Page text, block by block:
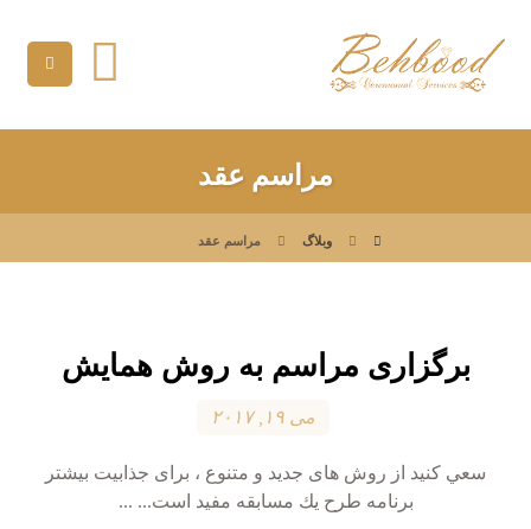
مراسم عقد
وبلاگ مراسم عقد
ﺑﺮﮔﺰاری ﻣﺮاﺳﻢ ﺑﻪ روش ﻫﻤﺎﻳﺶ
می ۱۹, ۲۰۱۷
ﺳﻌﻲ ﻛﻨﻴﺪ از روش ﻫﺎی ﺟﺪﻳﺪ و ﻣﺘﻨﻮع ، ﺑﺮای ﺟﺬاﺑﻴﺖ ﺑﻴﺸﺘﺮ
ﺑﺮﻧﺎﻣﻪ ﻃﺮح ﻳﻚ ﻣﺴﺎﺑﻘﻪ ﻣﻔﻴﺪ اﺳﺖ... ...